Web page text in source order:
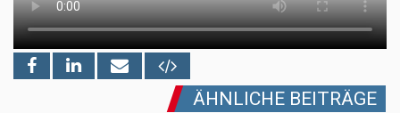
ÄHNLICHE BEITRÄGE